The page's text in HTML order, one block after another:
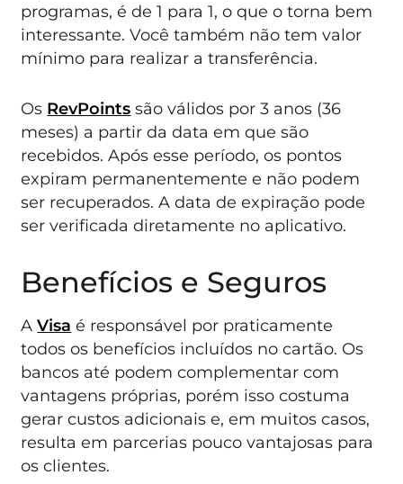
programas, é de 1 para 1, o que o torna bem
interessante. Você também não tem valor
mínimo para realizar a transferência.
Os RevPoints são válidos por 3 anos (36
meses) a partir da data em que são
recebidos. Após esse período, os pontos
expiram permanentemente e não podem
ser recuperados. A data de expiração pode
ser verificada diretamente no aplicativo.
Benefícios e Seguros
AVisa é responsável por praticamente
todos os benefícios incluídos no cartão. Os
bancos até podem complementar com
vantagens próprias, porém isso costuma
gerar custos adicionais e, em muitos casos,
resulta em parcerias pouco vantajosas para
os clientes.